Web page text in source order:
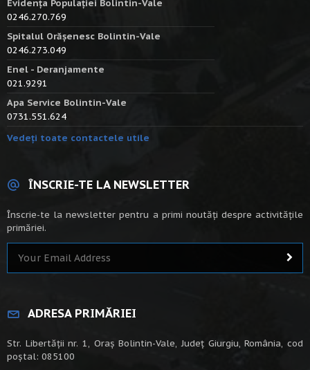
Evidența Populației Bolintin-Vale
0246.270.769
Spitalul Orășenesc Bolintin-Vale
0246.273.049
Enel - Deranjamente
021.9291
Apa Service Bolintin-Vale
0731.551.624
Vedeți toate contactele utile
ÎNSCRIE-TE LA NEWSLETTER
Înscrie-te la newsletter pentru a primi noutăți despre activitățile
primăriei.
ADRESA PRIMĂRIEI
Str. Libertății nr. 1, Oraș Bolintin-Vale, Județ Giurgiu, România, cod
poștal: 085100